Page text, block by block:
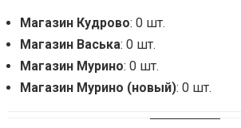
Магазин Кудрово: 0 шт.
Магазин Васька: 0 шт.
Магазин Мурино: 0 шт.
Магазин Мурино (новый): 0 шт.